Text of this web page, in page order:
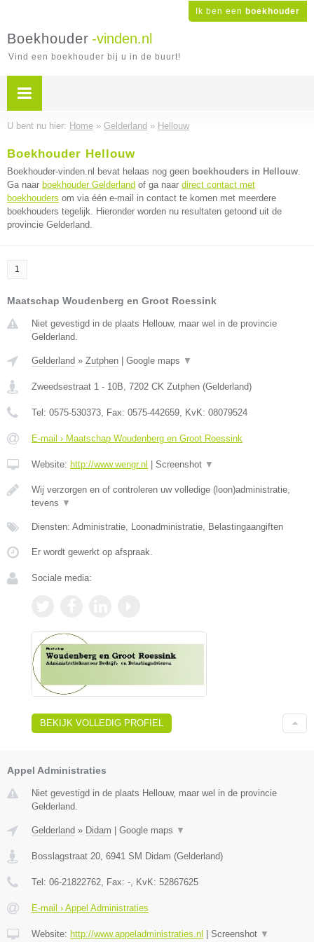
Ik ben een boekhouder
Boekhouder -vinden.nl
Vind een boekhouder bij u in de buurt!
U bent nu hier: Home » Gelderland » Hellouw
Boekhouder Hellouw
Boekhouder-vinden.nl bevat helaas nog geen boekhouders in Hellouw.
Ga naar boekhouder Gelderland of ga naar direct contact met
boekhouders om via één e-mail in contact te komen met meerdere
boekhouders tegelijk. Hieronder worden nu resultaten getoond uit de
provincie Gelderland.
1
Maatschap Woudenberg en Groot Roessink
Niet gevestigd in de plaats Hellouw, maar wel in de provincie
Gelderland.
Gelderland » Zutphen Google maps ▼
Zweedsestraat 1 - 10B, 7202 CK Zutphen (Gelderland)
Tel: 0575-530373, Fax: 0575-442659, KvK: 08079524
E-mail › Maatschap Woudenberg en Groot Roessink
Website: http://www.wengr.nl Screenshot ▼
Wij verzorgen en of controleren uw volledige (loon)administratie,
tevens ▼
Diensten: Administratie, Loonadministratie, Belastingaangiften
Er wordt gewerkt op afspraak.
Sociale media:
BEKIJK VOLLEDIG PROFIEL
Appel Administraties
Niet gevestigd in de plaats Hellouw, maar wel in de provincie
Gelderland.
Gelderland » Didam Google maps ▼
Bosslagstraat 20, 6941 SM Didam (Gelderland)
Tel: 06-21822762, Fax: -, KvK: 52867625
E-mail › Appel Administraties
Website: http://www.appeladministraties.nl Screenshot ▼